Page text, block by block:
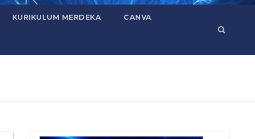
KURIKULUM MERDEKA CANVA